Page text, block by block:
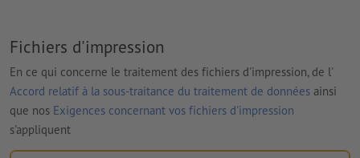
Fichiers d'impression
En ce qui concerne le traitement des fichiers d'impression, de l'
Accord relatif à la sous-traitance du traitement de données ainsi
que nos Exigences concernant vos fichiers d'impression
s'appliquent